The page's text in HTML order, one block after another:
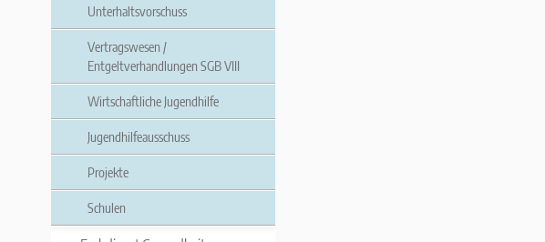
Unterhaltsvorschuss
Vertragswesen /
Entgeltverhandlungen SGB VIII
Wirtschaftliche Jugendhilfe
Jugendhilfeausschuss
Projekte
Schulen